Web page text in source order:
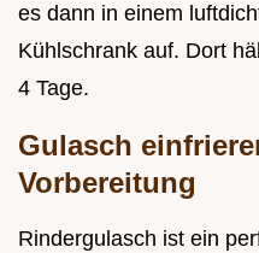
es dann in einem
Kühlschrank auf. Dort
4 Tage.
Gulasch
Vorbereitung
Rindergulasch ist ein